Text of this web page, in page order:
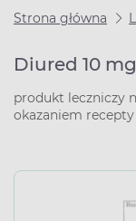
Strona główna
Diured 10
produkt leczniczy
okazaniem recepty